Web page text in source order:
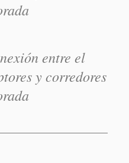
entre el
y corredores